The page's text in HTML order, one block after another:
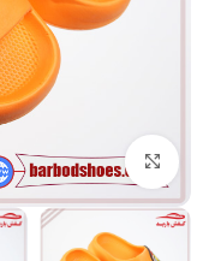
بزرگنمایی تصویر